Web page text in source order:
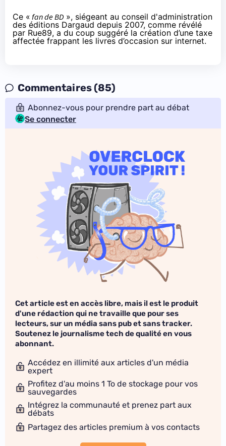
Ce « fan de BD », siégeant au conseil d'administration
des éditions Dargaud depuis 2007, comme révélé
par Rue89, a du coup suggéré la création d’une taxe
affectée frappant les livres d’occasion sur internet.
Commentaires (85)
Abonnez-vous pour prendre part au débat
Se connecter
Cet article est en accès libre, mais il est le produit
d'une rédaction qui ne travaille que pour ses
lecteurs, sur un média sans pub et sans tracker.
Soutenez le journalisme tech de qualité en vous
abonnant.
Accédez en illimité aux articles d'un média
expert
Profitez d'au moins 1 To de stockage pour vos
sauvegardes
Intégrez la communauté et prenez part aux
débats
Partagez des articles premium à vos contacts